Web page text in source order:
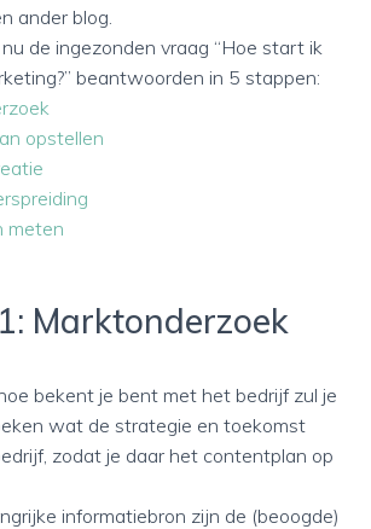
ander blog.
de ingezonden vraag “Hoe start ik
beantwoorden in 5 stappen:
opstellen
meten
Marktonderzoek
bekent je bent met het bedrijf zul je
wat de strategie en toekomst
zodat je daar het contentplan op
informatiebron zijn de (beoogde)